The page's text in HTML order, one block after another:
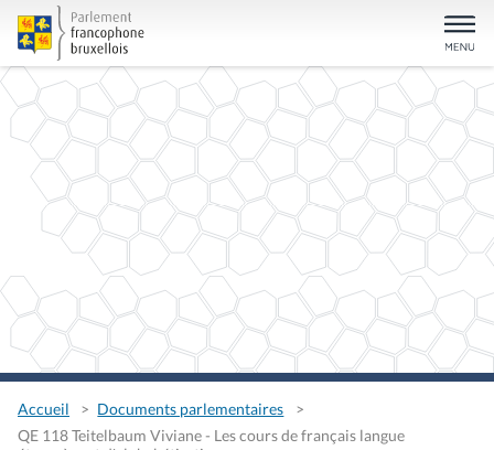
Accueil
Documents parlementaires
QE 118 Teitelbaum Viviane - Les cours de français langue